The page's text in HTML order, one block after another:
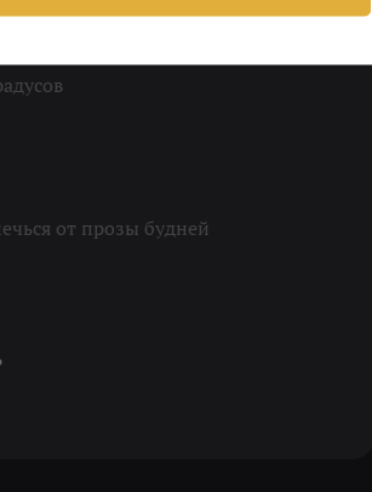
от прозы будней